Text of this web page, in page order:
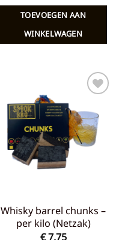
TOEVOEGEN AAN
WINKELWAGEN
Toevoegen
aan
verlanglijst
Whisky barrel chunks –
per kilo (Netzak)
€7,75